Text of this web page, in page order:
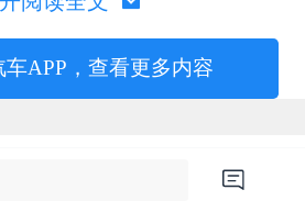
APP，查看更多内容